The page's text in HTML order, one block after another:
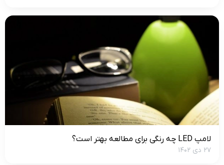
لامپ LED چه رنگی برای مطالعه بهتر است؟
۲۷ دی ۱۴۰۲